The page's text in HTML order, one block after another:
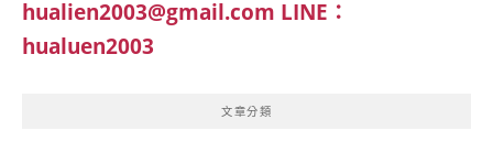
hualien2003@gmail.com LINE：
hualuen2003
文章分類